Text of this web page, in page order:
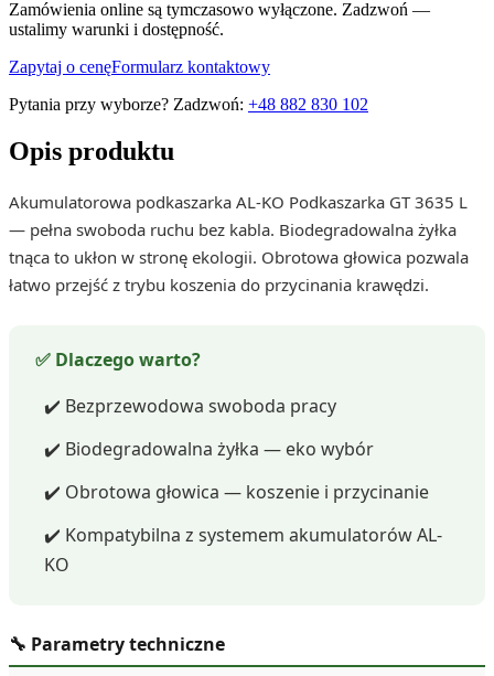
Zamówienia online są tymczasowo wyłączone. Zadzwoń —
ustalimy warunki i dostępność.
Zapytaj o cenęFormularz kontaktowy
Pytania przy wyborze? Zadzwoń: +48 882 830 102
Opis produktu
Akumulatorowa podkaszarka AL-KO Podkaszarka GT 3635 L
— pełna swoboda ruchu bez kabla. Biodegradowalna żyłka
tnąca to ukłon w stronę ekologii. Obrotowa głowica pozwala
łatwo przejść z trybu koszenia do przycinania krawędzi.
✅ Dlaczego warto?
✔️ Bezprzewodowa swoboda pracy
✔️ Biodegradowalna żyłka — eko wybór
✔️ Obrotowa głowica — koszenie i przycinanie
✔️ Kompatybilna z systemem akumulatorów AL-
KO
🔧 Parametry techniczne